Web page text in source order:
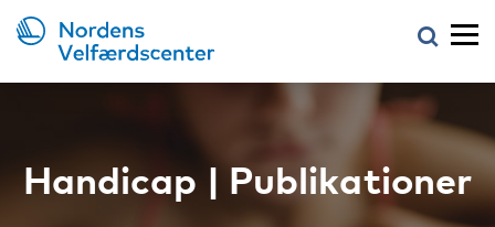
Handicap | Publikationer